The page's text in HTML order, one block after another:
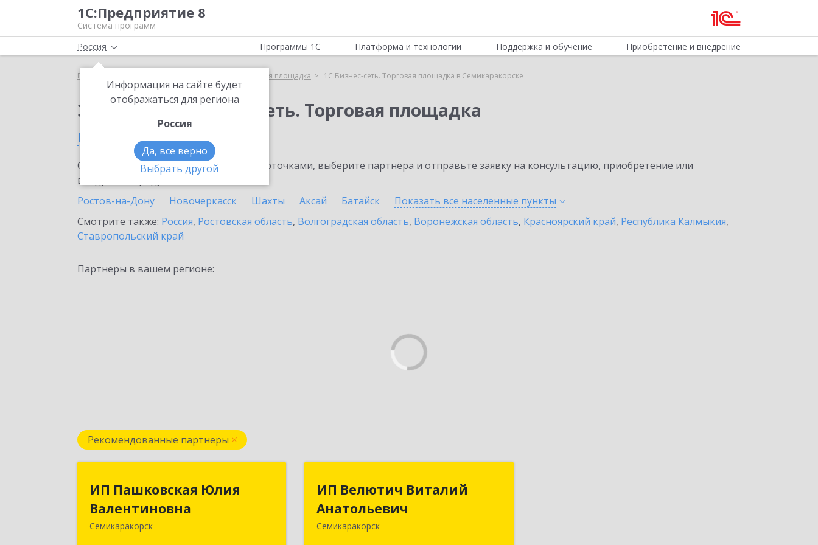
1С:Предприятие 8
Система программ
Россия
Информация на сайте будет
отображаться для региона
Россия
Да, все верно
Выбрать другой
Программы 1С Платформа и технологии Поддержка и обучение Приобретение и внедрение
Главная 1С:Бизнес-сеть. Торговая площадка 1С:Бизнес-сеть. Торговая площадка в Семикаракорске
Заказать 1С:Бизнес-сеть. Торговая площадка
в Семикаракорске
Ознакомьтесь с информационными карточками, выберите партнёра и отправьте заявку на консультацию, приобретение или
внедрение продукта.
Ростов-на-Дону
Новочеркасск Шахты Аксай Батайск Показать все населенные пункты
Смотрите также: Россия, Ростовская область, Волгоградская область, Воронежская область, Красноярский край, Республика Калмыкия,
Ставропольский край
Партнеры в вашем регионе:
Рекомендованные партнеры
ИП Пашковская Юлия
Валентиновна
Семикаракорск
Валентиновна
ИП Велютич Виталий
Анатольевич
Семикаракорск
ИП Велютич Виталий
Анатольевич